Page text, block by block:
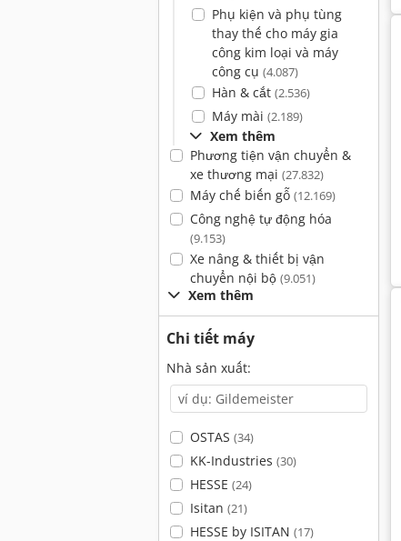
Phụ kiện và phụ tùng
thay thế cho máy gia
công kim loại và máy
công cụ (4.087)
Hàn & cắt (2.536)
Máy mài (2.189)
Xem thêm
Phương tiện vận chuyển &
xe thương mại (27.832)
Máy chế biến gỗ (12.169)
Công nghệ tự động hóa
(9.153)
Xe nâng & thiết bị vận
chuyển nội bộ (9.051)
Xem thêm
Chi tiết máy
Nhà sản xuất:
OSTAS (34)
KK-Industries (30)
HESSE (24)
Isitan (21)
HESSE by ISITAN (17)